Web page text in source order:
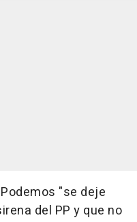
"se deje
del PP y que no